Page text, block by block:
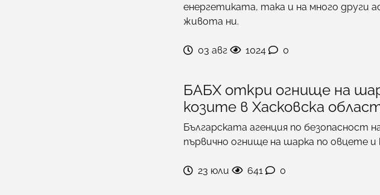
енергетиката, така и на много други
живота ни.
03 авг 1024 0
БАБХ откри огнище на
козите в Хасковска
Българската агенция по безопасност
първично огнище на шарка по овцете и
23 юли 641 0